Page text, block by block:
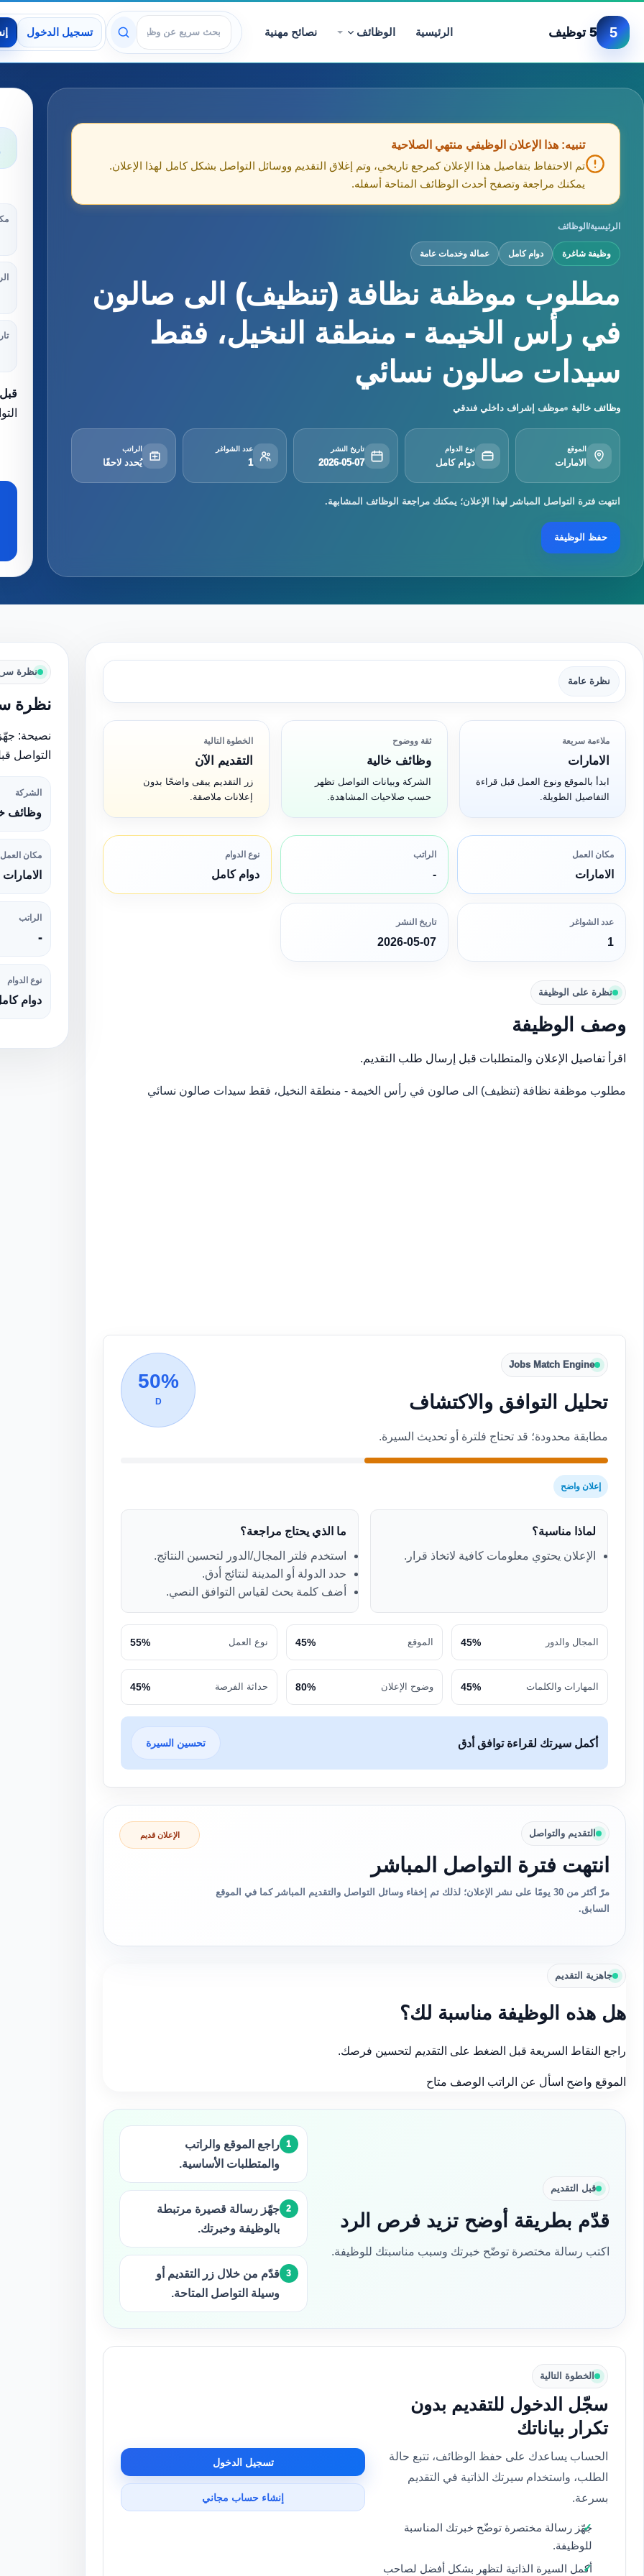
5 5 توظيف الرئيسية الوظائف نصائح مهنية
عرض الوظائف
تسجيل الدخول
تنبيه: هذا الإعلان الوظيفي منتهي الصلاحية
تم الاحتفاظ بتفاصيل هذا الإعلان كمرجع تاريخي، وتم إغلاق التقديم ووسائل التواصل بشكل كامل لهذا الإعلان.
يمكنك مراجعة وتصفح أحدث الوظائف المتاحة أسفله.
الرئيسية/ الوظائف
وظيفة شاغرة دوام كامل عمالة وخدمات عامة
مطلوب موظفة نظافة (تنظيف) الى صالون
في رأس الخيمة - منطقة النخيل، فقط
سيدات صالون نسائي
وظائف خالية موظف إشراف داخلي فندقي
الموقع
الامارات
نوع الدوام
دوام كامل
تاريخ النشر
2026-05-07
عدد الشواغر
1
الراتب
يُحدد لاحقًا
انتهت فترة التواصل المباشر لهذا الإعلان؛ يمكنك مراجعة الوظائف المشابهة.
حفظ الوظيفة
نظرة عامة
ملاءمة سريعة
الامارات
ابدأ بالموقع ونوع العمل قبل قراءة
التفاصيل الطويلة.
ثقة ووضوح
وظائف خالية
الشركة وبيانات التواصل تظهر
حسب صلاحيات المشاهدة.
الخطوة التالية
التقديم الآن
زر التقديم يبقى واضحًا بدون
إعلانات ملاصقة.
مكان العمل
الامارات
الراتب
-
نوع الدوام
دوام كامل
عدد الشواغر
1
تاريخ النشر
2026-05-07
نظرة على الوظيفة
وصف الوظيفة
اقرأ تفاصيل الإعلان والمتطلبات قبل إرسال طلب التقديم.
مطلوب موظفة نظافة (تنظيف) الى صالون في رأس الخيمة - منطقة النخيل، فقط سيدات صالون نسائي
Jobs Match Engine
تحليل التوافق والاكتشاف
مطابقة محدودة؛ قد تحتاج فلترة أو تحديث السيرة.
50%
D
إعلان واضح
لماذا مناسبة؟
الإعلان يحتوي معلومات كافية لاتخاذ قرار.
ما الذي يحتاج مراجعة؟
استخدم فلتر المجال/الدور لتحسين النتائج.
حدد الدولة أو المدينة لنتائج أدق.
أضف كلمة بحث لقياس التوافق النصي.
المجال والدور 45% الموقع 45% نوع العمل 55%
المهارات والكلمات 45% وضوح الإعلان 80% حداثة الفرصة 45%
أكمل سيرتك لقراءة توافق أدق تحسين السيرة
التقديم والتواصل
انتهت فترة التواصل المباشر
مرّ أكثر من 30 يومًا على نشر الإعلان؛ لذلك تم إخفاء وسائل التواصل والتقديم المباشر كما في الموقع
السابق.
الإعلان قديم
جاهزية التقديم
هل هذه الوظيفة مناسبة لك؟
راجع النقاط السريعة قبل الضغط على التقديم لتحسين فرصك.
الموقع واضح اسأل عن الراتب الوصف متاح
قبل التقديم
قدّم بطريقة أوضح تزيد فرص الرد
اكتب رسالة مختصرة توضّح خبرتك وسبب مناسبتك للوظيفة.
راجع الموقع والراتب
والمتطلبات الأساسية.
جهّز رسالة قصيرة مرتبطة
بالوظيفة وخبرتك.
قدّم من خلال زر التقديم أو
وسيلة التواصل المتاحة.
الخطوة التالية
سجّل الدخول للتقديم بدون
تكرار بياناتك
الحساب يساعدك على حفظ الوظائف، تتبع حالة
الطلب، واستخدام سيرتك الذاتية في التقديم
بسرعة.
جهّز رسالة مختصرة توضّح خبرتك المناسبة
للوظيفة.
أكمل السيرة الذاتية لتظهر بشكل أفضل لصاحب
تسجيل الدخول
إنشاء حساب مجاني
نظرة
نظرة
نصيحة:
التواصل
الشركة
وظائف
مكان العمل
الامارات
الراتب
-
نوع الدوام
دوام